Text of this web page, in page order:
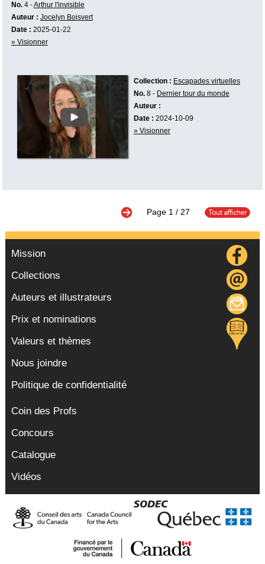
No.4 -Arthur l'invisible
Auteur : Jocelyn Boisvert
Date : 2025-01-22
» Visionner
Collection : Escapades virtuelles
No.8 - Dernier tour du monde
Auteur :
Date : 2024-10-09
» Visionner
Page 1 / 27
Mission
Collections
Auteurs et illustrateurs
Prix et nominations
Valeurs et thèmes
Nous joindre
Politique de confidentialité
Coin des Profs
Concours
Catalogue
Vidéos